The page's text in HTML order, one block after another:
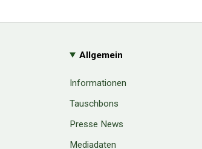
Allgemein
Informationen
Tauschbons
Presse News
Mediadaten